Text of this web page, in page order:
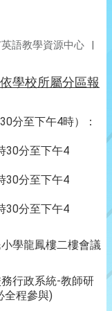
語教學資源中心 |
學校所屬分區報
分至下午4時）：
30分至下午4
30分至下午4
30分至下午4
學龍鳳樓二樓會議
行政系統-教師研
全程參與)